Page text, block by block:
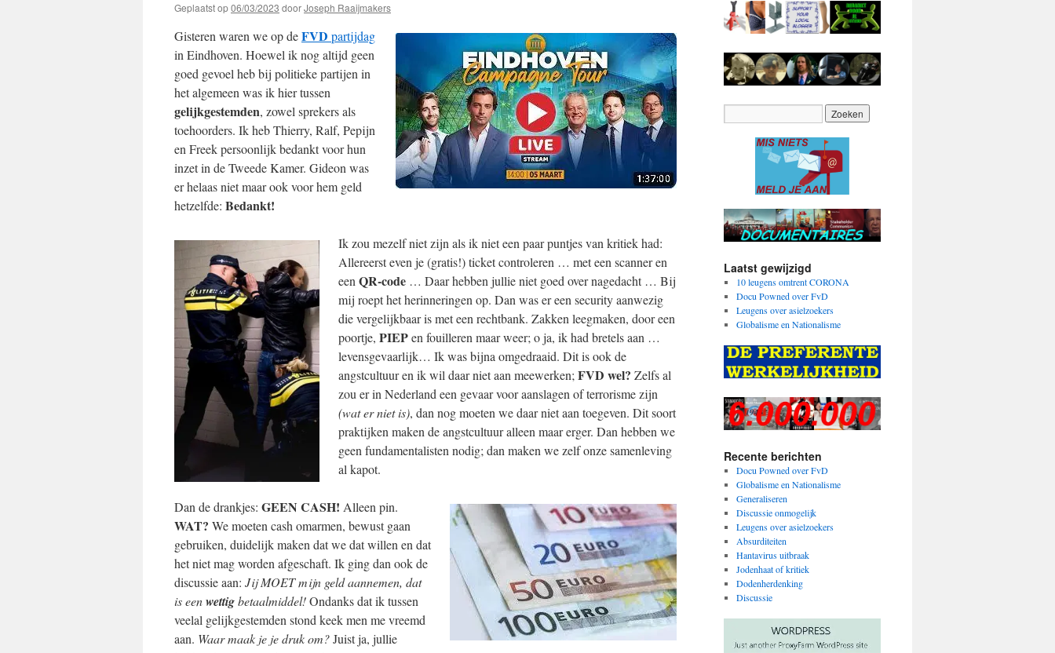
Geplaatst op06/03/2023 doorJoseph Raaijmakers
Gisteren waren we op deFVD partijdag
in Eindhoven. Hoewel ik nog altijd geen
goed gevoel heb bij politieke partijen in
het algemeen was ik hier tussen
gelijkgestemden, zowel sprekers als
toehoorders. Ik heb Thierry, Ralf, Pepijn
en Freek persoonlijk bedankt voor hun
inzet in de Tweede Kamer. Gideon was
er helaas niet maar ook voor hem geld
hetzelfde: Bedankt!
Ik zou mezelf niet zijn als ik niet een paar puntjes van kritiek had:
Allereerst even je (gratis!) ticket controleren … met een scanner en
een QR-code … Daar hebben jullie niet goed over nagedacht … Bij
mij roept het herinneringen op. Dan was er een security aanwezig
die vergelijkbaar is met een rechtbank. Zakken leegmaken, door een
poortje, PIEPen fouilleren maar weer; o ja, ik had bretels aan …
levensgevaarlijk… Ik was bijna omgedraaid. Dit is ook de
angstcultuur en ik wil daar niet aan meewerken; FVD wel? Zelfs al
zou er in Nederland een gevaar voor aanslagen of terrorisme zijn
(wat er niet is), dan nog moeten we daar niet aan toegeven. Dit soort
praktijken maken de angstcultuur alleen maar erger. Dan hebben we
geen fundamentalisten nodig; dan maken we zelf onze samenleving
al kapot.
Dan de drankjes: GEEN CASH! Alleen pin.
WAT? We moeten cash omarmen, bewust gaan
gebruiken, duidelijk maken dat we dat willen en dat
het niet mag worden afgeschaft. Ik ging dan ook de
discussie aan: Jij MOET mijn geld aannemen, dat
is eenwettigbetaalmiddel!Ondanks dat ik tussen
veelal gelijkgestemden stond keek men me vreemd
aan. Waar maak je je druk om?Juist ja, jullie
Laatst gewijzigd
10 leugens omtrent CORONA
Docu Powned over FvD
Leugens over asielzoekers
Globalisme en Nationalisme
Recente berichten
Docu Powned over FvD
Globalisme en Nationalisme
Generaliseren
Discussie onmogelijk
Leugens over asielzoekers
Absurditeiten
Hantavirus uitbraak
Jodenhaat of kritiek
Dodenherdenking
Discussie